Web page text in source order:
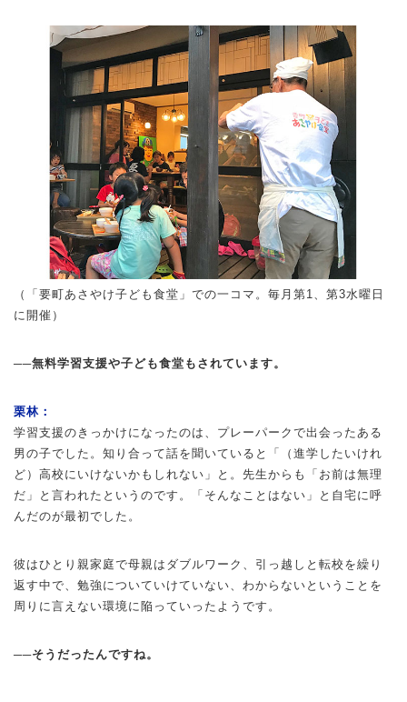
（「要町あさやけ子ども食堂」での一コマ。毎月第1、第3水曜日
に開催）
──無料学習支援や子ども食堂もされています。
栗林：
学習支援のきっかけになったのは、プレーパークで出会ったある
男の子でした。知り合って話を聞いていると「（進学したいけれ
ど）高校にいけないかもしれない」と。先生からも「お前は無理
だ」と言われたというのです。「そんなことはない」と自宅に呼
んだのが最初でした。
彼はひとり親家庭で母親はダブルワーク、引っ越しと転校を繰り
返す中で、勉強についていけていない、わからないということを
周りに言えない環境に陥っていったようです。
──そうだったんですね。